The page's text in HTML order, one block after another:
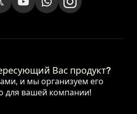
Вас продукт?
и мы организуем его
для вашей компании!